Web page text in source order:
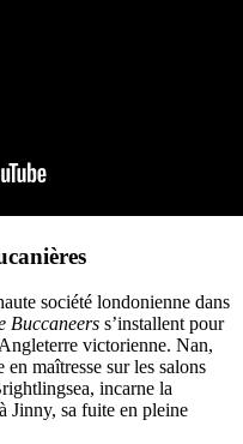
société londonienne dans
Buccaneers s’installent pour
victorienne. Nan,
maîtresse sur les salons
incarne la
Jinny, sa fuite en pleine